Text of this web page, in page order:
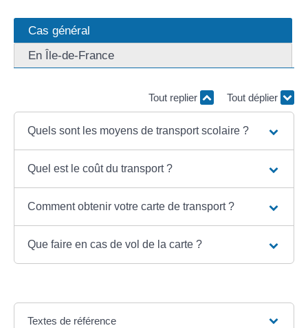
Cas général
En Île-de-France
Tout replier Tout déplier
Quels sont les moyens de transport scolaire ?
Quel est le coût du transport ?
Comment obtenir votre carte de transport ?
Que faire en cas de vol de la carte ?
Textes de référence